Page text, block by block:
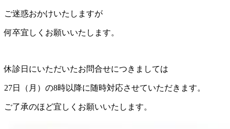
ご迷惑おかけいたしますが
何卒宜しくお願いいたします。
休診日にいただいたお問合せにつきましては
27日（月）の8時以降に随時対応させていただきます。
ご了承のほど宜しくお願いいたします。